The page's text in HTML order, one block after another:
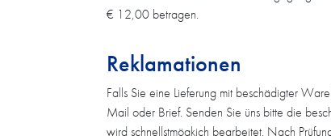
€ 12,00 betragen.
Reklamationen
Falls Sie eine Lieferung mit beschädigter
Mail oder Brief. Senden Sie üns bitte die
wird schnellstmögkich bearbeitet. Nach